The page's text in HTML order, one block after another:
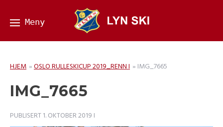
HJEM »OSLO RULLESKICUP 2019_RENN I » IMG_7665
IMG_7665
PUBLISERT1. OKTOBER 2019 I